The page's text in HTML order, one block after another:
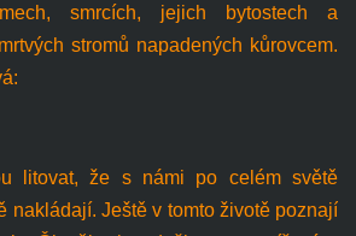
smrcích, jejich bytostech a
stromů napadených kůrovcem.
litovat, že s námi po celém světě
nakládají. Ještě v tomto životě poznají